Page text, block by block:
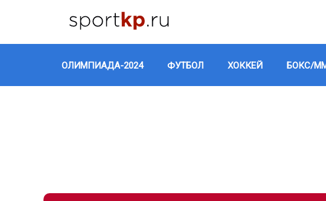
ОЛИМПИАДА-2024 ФУТБОЛ ХОККЕЙ БОКС/